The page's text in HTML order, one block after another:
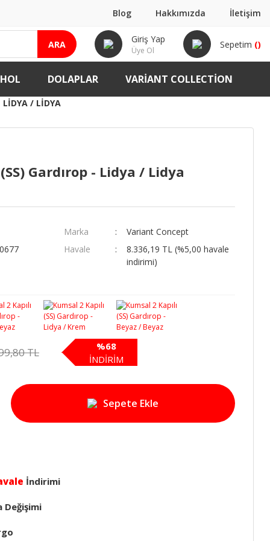
Blog Hakkımızda İletişim
ARA Giriş Yap
Üye Ol
Sepetim ()
DOLAPLAR VARIANT COLLECTION
LIDYA / LIDYA
Gardırop - Lidya / Lidya
Marka
Variant Concept
Havale
8.336,19 TL (%5,00 havale
indirimi)
TL
%68
İNDİRİM
Sepete Ekle
İndirimi
Değişimi